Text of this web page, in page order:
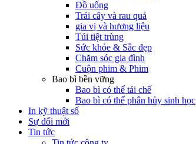
Đồ uống
Trái cây và rau quả
gia vị và hương liệu
Túi tiệt trùng
Sức khỏe & Sắc đẹp
Chăm sóc gia đình
Cuộn phim & Phim
Bao bì bền vững
Bao bì có thể tái chế
Bao bì có thể phân hủy sinh học
In kỹ thuật số
Sự đổi mới
Tin tức